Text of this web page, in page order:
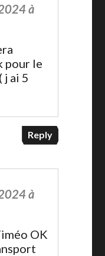
à
pour le
j ai 5
Reply
à
OK